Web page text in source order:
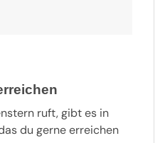
ruft, gibt es in
du gerne erreichen